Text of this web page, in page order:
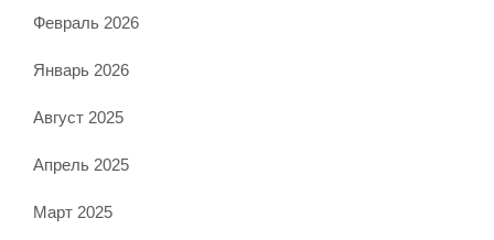
Февраль 2026
Январь 2026
Август 2025
Апрель 2025
Март 2025